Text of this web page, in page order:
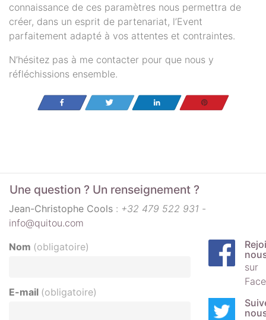
connaissance de ces paramètres nous permettra de
créer, dans un esprit de partenariat, l’Event
parfaitement adapté à vos attentes et contraintes.
N’hésitez pas à me contacter pour que nous y
réfléchissions ensemble.
Partagez Tweetez Partagez Enregistrer
Une question ? Un renseignement ?
Jean-Christophe Cools : +32 479 522 931 -
info@quitou.com
Nom (obligatoire)
E-mail (obligatoire)
sur